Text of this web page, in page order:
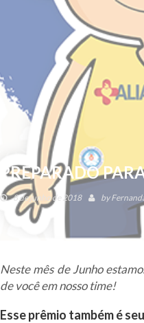
PREPARADO
8 de junho de 2018 by
Neste mês de Junho
de você em nosso time!
Esse prêmio também é